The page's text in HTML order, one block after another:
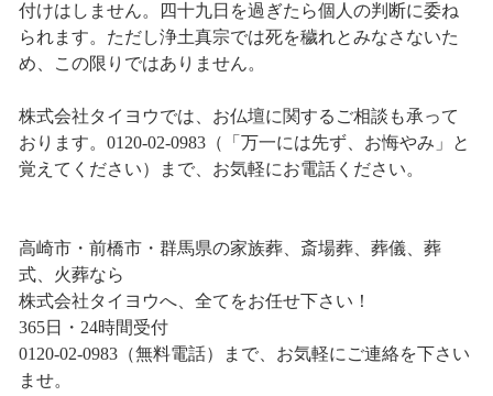
付けはしません。四十九日を過ぎたら個人の判断に委ね
られます。ただし浄土真宗では死を穢れとみなさないた
め、この限りではありません。
株式会社タイヨウでは、お仏壇に関するご相談も承って
おります。0120-02-0983（「万一には先ず、お悔やみ」と
覚えてください）まで、お気軽にお電話ください。
高崎市・前橋市・群馬県の家族葬、斎場葬、葬儀、葬
式、火葬なら
株式会社タイヨウへ、全てをお任せ下さい！
365日・24時間受付
0120-02-0983（無料電話）まで、お気軽にご連絡を下さい
ませ。